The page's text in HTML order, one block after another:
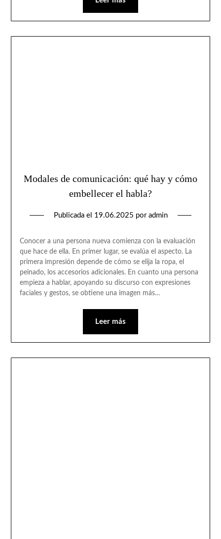
Modales de comunicación: qué hay y cómo
embellecer el habla?
Publicada el 19.06.2025 por admin
Conocer a una persona nueva comienza con la evaluación
que hace de ella. En primer lugar, se evalúa el aspecto. La
primera impresión depende de cómo se elija la ropa, el
peinado, los accesorios adicionales. En cuanto una persona
empieza a hablar, apoyando su discurso con expresiones
faciales y gestos, se obtiene una imagen más…
Leer más